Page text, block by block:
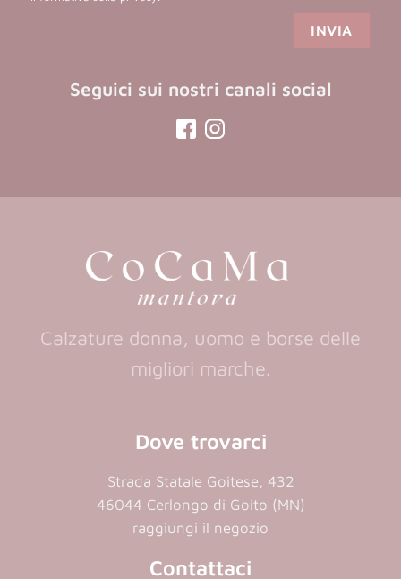
Seguici sui nostri canali social
a
a
Calzature donna, uomo e borse delle
migliori marche.
Dove trovarci
Strada Statale Goitese, 432
46044 Cerlongo di Goito (MN)
raggiungi il negozio
Contattaci